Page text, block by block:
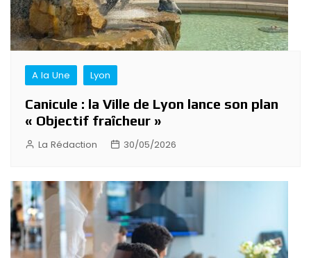
A la Une Lyon
Canicule : la Ville de Lyon lance son plan
« Objectif fraîcheur »
La Rédaction 30/05/2026